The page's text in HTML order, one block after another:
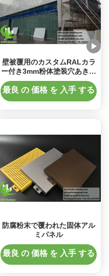
壁被覆用のカスタムRALカラ
ー付き3mm粉体塗装穴あきア
ルミニウムファサードパネル
最良 の 価格 を 入手 する
防腐粉末で覆われた固体アル
ミパネル
最良 の 価格 を 入手 する